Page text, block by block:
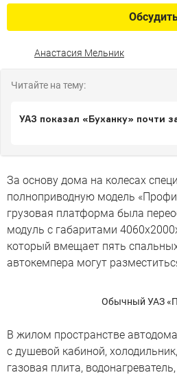
Анастасия Мельник
Читайте на тему:
УАЗ показал «Буханку» почти
За основу дома на колесах
полноприводную модель
грузовая платформа была
модуль с габаритами
который вмещает пять
автокемпера могут
Обычный УАЗ
В жилом пространстве
с душевой кабиной,
газовая плита,